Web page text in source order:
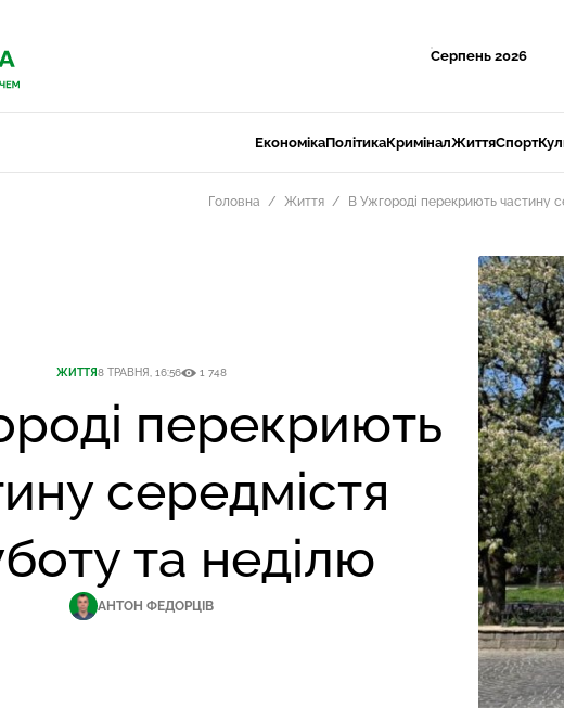
Серпень 2026
ЕкономікаПолітикаКриміналЖиттяСпорт
Головна Життя В Ужгороді перекриють частину
ЖИТТЯ8 ТРАВНЯ, 16:56 1 748
перекриють
середмістя
та неділю
АНТОН ФЕДОРЦІВ